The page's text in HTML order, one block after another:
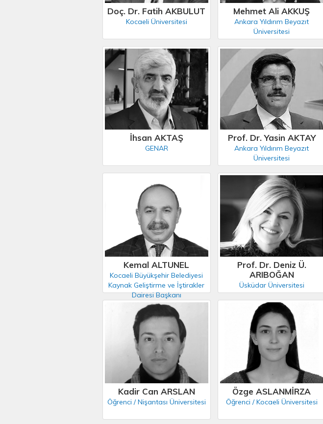
Doç. Dr. Fatih AKBULUT
Kocaeli Üniversitesi
Mehmet Ali AKKUŞ
Ankara Yıldırım Beyazıt
Üniversitesi
İhsan AKTAŞ
GENAR
Prof. Dr. Yasin AKTAY
Ankara Yıldırım Beyazıt
Üniversitesi
Kemal ALTUNEL
Kocaeli Büyükşehir Belediyesi
Kaynak Geliştirme ve İştirakler
Dairesi Başkanı
Prof. Dr. Deniz Ü.
ARIBOĞAN
Üsküdar Üniversitesi
Kadir Can ARSLAN
Öğrenci / Nişantası Üniversitesi
Özge ASLANMİRZA
Öğrenci / Kocaeli Üniversitesi